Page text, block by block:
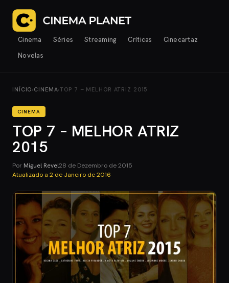
Cinema Séries Streaming Críticas
Cinecartaz
Novelas
INÍCIO› CINEMA›TOP 7 – MELHOR ATRIZ 2015
CINEMA
TOP 7 – MELHOR ATRIZ
2015
Por Miguel Revel28 de Dezembro de 2015
Atualizado a 2 de Janeiro de 2016